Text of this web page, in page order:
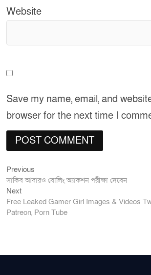
Website
Save my name, email, and
browser for the next time I
Post
navigation
Previous
post:
সাকিব আবারও বোলিং অ্যাকশন পরীক্ষা দেবেন
NextNext
post:
Free Leaked Gamer Girl Images & Videos
Patreon, Porn Tube